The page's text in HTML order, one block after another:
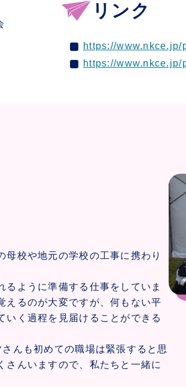
リンク
https://www.nkce.jp/
https://www.nkce.jp/
校や地元の学校の工事に携わり
ように準備する仕事をしていま
えるのが大変ですが、何もない平
いく過程を見届けることができる
んも初めての職場は緊張すると思
さんいますので、私たちと一緒に